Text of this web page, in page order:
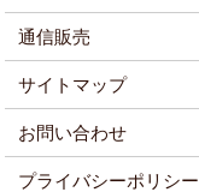
通信販売
サイトマップ
お問い合わせ
プライバシーポリシー